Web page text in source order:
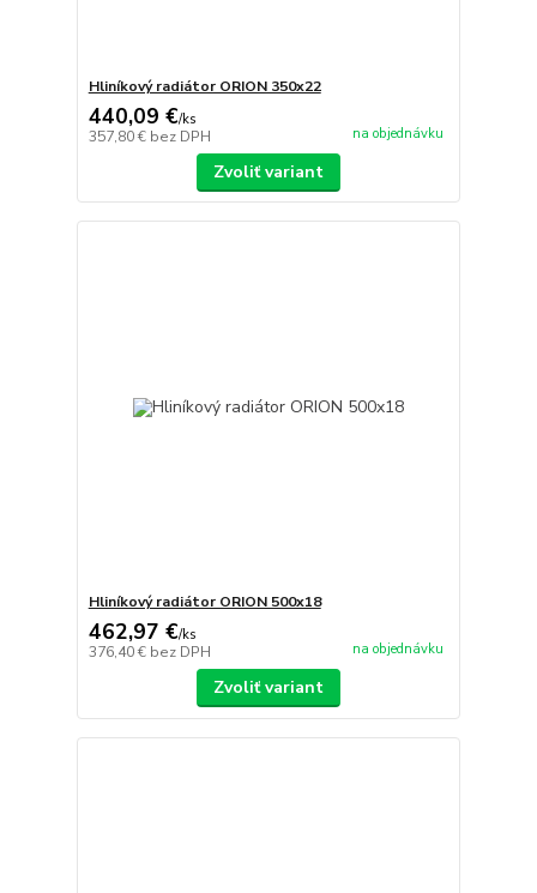
Hliníkový radiátor ORION 350x22
440,09 €/ks
357,80 € bez DPH na objednávku
Zvoliť variant
Hliníkový radiátor ORION 500x18
462,97 €/ks
376,40 € bez DPH na objednávku
Zvoliť variant